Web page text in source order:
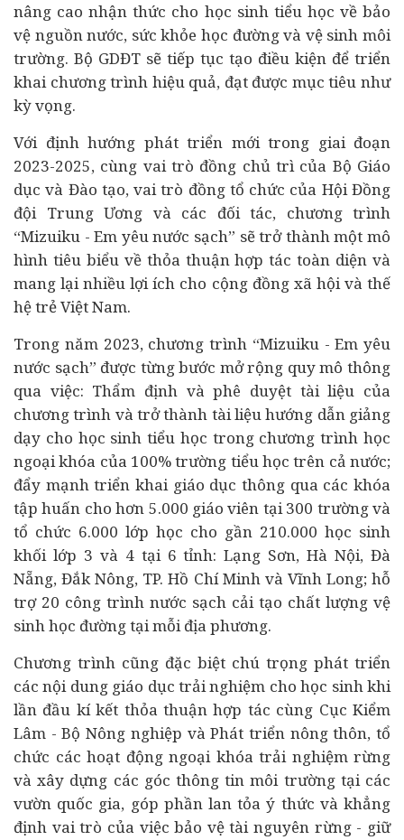
nâng cao nhận thức cho học sinh tiểu học về bảo
vệ nguồn nước, sức khỏe học đường và vệ sinh môi
trường. Bộ GDĐT sẽ tiếp tục tạo điều kiện để triển
khai chương trình hiệu quả, đạt được mục tiêu như
kỳ vọng.
Với định hướng phát triển mới trong giai đoạn
2023-2025, cùng vai trò đồng chủ trì của Bộ Giáo
dục và Đào tạo, vai trò đồng tổ chức của Hội Đồng
đội Trung Ương và các đối tác, chương trình
“Mizuiku - Em yêu nước sạch” sẽ trở thành một mô
hình tiêu biểu về thỏa thuận hợp tác toàn diện và
mang lại nhiều lợi ích cho cộng đồng xã hội và thế
hệ trẻ Việt Nam.
Trong năm 2023, chương trình “Mizuiku - Em yêu
nước sạch” được từng bước mở rộng quy mô thông
qua việc: Thẩm định và phê duyệt tài liệu của
chương trình và trở thành tài liệu hướng dẫn giảng
dạy cho học sinh tiểu học trong chương trình học
ngoại khóa của 100% trường tiểu học trên cả nước;
đẩy mạnh triển khai giáo dục thông qua các khóa
tập huấn cho hơn 5.000 giáo viên tại 300 trường và
tổ chức 6.000 lớp học cho gần 210.000 học sinh
khối lớp 3 và 4 tại 6 tỉnh: Lạng Sơn, Hà Nội, Đà
Nẵng, Đắk Nông, TP. Hồ Chí Minh và Vĩnh Long; hỗ
trợ 20 công trình nước sạch cải tạo chất lượng vệ
sinh học đường tại mỗi địa phương.
Chương trình cũng đặc biệt chú trọng phát triển
các nội dung giáo dục trải nghiệm cho học sinh khi
lần đầu kí kết thỏa thuận hợp tác cùng Cục Kiểm
Lâm - Bộ Nông nghiệp và Phát triển nông thôn, tổ
chức các hoạt động ngoại khóa trải nghiệm rừng
và xây dựng các góc thông tin môi trường tại các
vườn quốc gia, góp phần lan tỏa ý thức và khẳng
định vai trò của việc bảo vệ tài nguyên rừng - giữ